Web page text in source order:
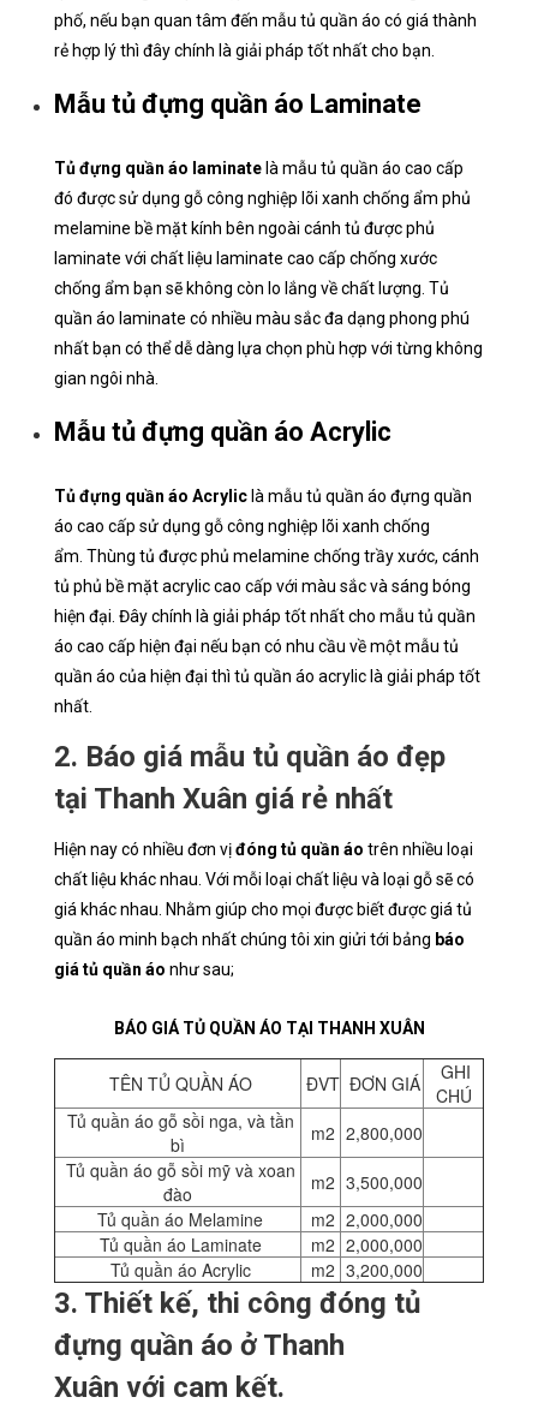
phố, nếu bạn quan tâm đến mẫu tủ quần áo có giá thành
rẻ hợp lý thì đây chính là giải pháp tốt nhất cho bạn.
Mẫu tủ đựng quần áo Laminate
Tủ đựng quần áo laminate là mẫu tủ quần áo cao cấp
đó được sử dụng gỗ công nghiệp lõi xanh chống ẩm phủ
melamine bề mặt kính bên ngoài cánh tủ được phủ
laminate với chất liệu laminate cao cấp chống xước
chống ẩm bạn sẽ không còn lo lắng về chất lượng. Tủ
quần áo laminate có nhiều màu sắc đa dạng phong phú
nhất bạn có thể dễ dàng lựa chọn phù hợp với từng không
gian ngôi nhà.
Mẫu tủ đựng quần áo Acrylic
Tủ đựng quần áo Acrylic là mẫu tủ quần áo đựng quần
áo cao cấp sử dụng gỗ công nghiệp lõi xanh chống
ẩm. Thùng tủ được phủ melamine chống trầy xước, cánh
tủ phủ bề mặt acrylic cao cấp với màu sắc và sáng bóng
hiện đại. Đây chính là giải pháp tốt nhất cho mẫu tủ quần
áo cao cấp hiện đại nếu bạn có nhu cầu về một mẫu tủ
quần áo của hiện đại thì tủ quần áo acrylic là giải pháp tốt
nhất.
2. Báo giá mẫu tủ quần áo đẹp
tại Thanh Xuân giá rẻ nhất
Hiện nay có nhiều đơn vịđóng tủ quần áo trên nhiều loại
chất liệu khác nhau. Với mỗi loại chất liệu và loại gỗ sẽ có
giá khác nhau. Nhằm giúp cho mọi được biết được giá tủ
quần áo minh bạch nhất chúng tôi xin giửi tới bảng báo
giá tủ quần áo như sau;
BÁO GIÁ TỦ QUẦN ÁO TẠI THANH XUÂN
TÊN TỦ QUẦN ÁO ĐVT ĐƠN GIÁ
GHI
CHÚ
Tủ quần áo gỗ sồi nga, và tần
bì
m2 2,800,000
Tủ quần áo gỗ sồi mỹ và xoan
đào
m2 3,500,000
Tủ quần áo Melamine
m2 2,000,000
Tủ quần áo Laminate
m2 2,000,000
Tủ quần áo Acrylic
m2 3,200,000
3. Thiết kế, thi công đóng tủ
đựng quần áo ở Thanh
Xuân với cam kết.